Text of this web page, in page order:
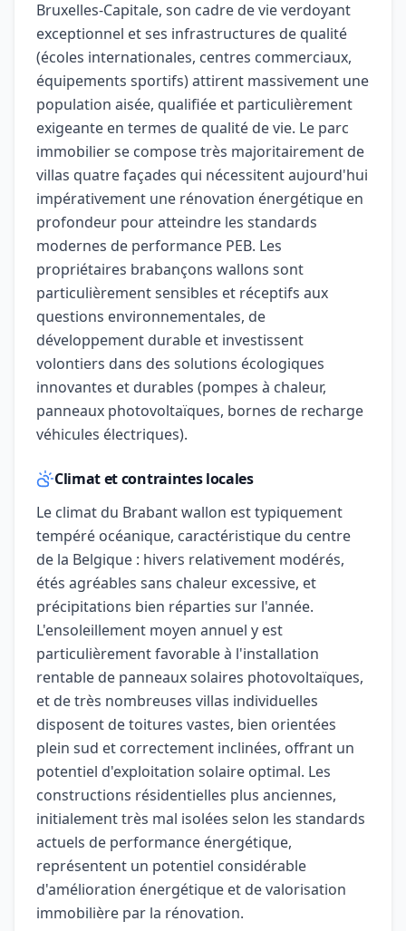
Bruxelles-Capitale, son cadre de vie verdoyant
exceptionnel et ses infrastructures de qualité
(écoles internationales, centres commerciaux,
équipements sportifs) attirent massivement une
population aisée, qualifiée et particulièrement
exigeante en termes de qualité de vie. Le parc
immobilier se compose très majoritairement de
villas quatre façades qui nécessitent aujourd'hui
impérativement une rénovation énergétique en
profondeur pour atteindre les standards
modernes de performance PEB. Les
propriétaires brabançons wallons sont
particulièrement sensibles et réceptifs aux
questions environnementales, de
développement durable et investissent
volontiers dans des solutions écologiques
innovantes et durables (pompes à chaleur,
panneaux photovoltaïques, bornes de recharge
véhicules électriques).
Climat et contraintes locales
Le climat du Brabant wallon est typiquement
tempéré océanique, caractéristique du centre
de la Belgique : hivers relativement modérés,
étés agréables sans chaleur excessive, et
précipitations bien réparties sur l'année.
L'ensoleillement moyen annuel y est
particulièrement favorable à l'installation
rentable de panneaux solaires photovoltaïques,
et de très nombreuses villas individuelles
disposent de toitures vastes, bien orientées
plein sud et correctement inclinées, offrant un
potentiel d'exploitation solaire optimal. Les
constructions résidentielles plus anciennes,
initialement très mal isolées selon les standards
actuels de performance énergétique,
représentent un potentiel considérable
d'amélioration énergétique et de valorisation
immobilière par la rénovation.